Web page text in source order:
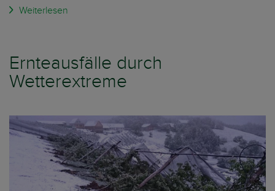
Weiterlesen
Ernteausfälle durch
Wetterextreme